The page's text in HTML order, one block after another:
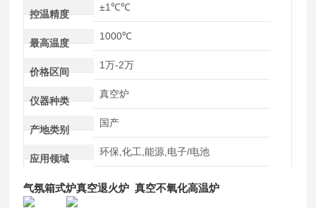
控温精度
±1℃℃
最高温度
1000℃
价格区间
1万-2万
仪器种类
真空炉
产地类别
国产
应用领域
环保,化工,能源,电子/电池
气氛箱式炉真空退火炉 真空不氧化高温炉